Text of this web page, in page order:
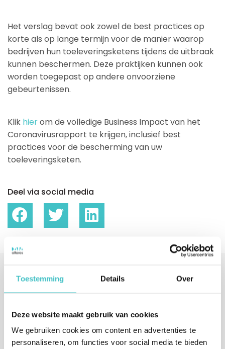
Toestemming Details Over
Deze website maakt gebruik van cookies
We gebruiken cookies om content en advertenties te
personaliseren, om functies voor social media te bieden
Het verslag bevat ook zowel de best practices op
korte als op lange termijn voor de manier waarop
bedrijven hun toeleveringsketens tijdens de uitbraak
kunnen beschermen. Deze praktijken kunnen ook
worden toegepast op andere onvoorziene
gebeurtenissen.
Klik hierom de volledige Business Impact van het
Coronavirusrapport te krijgen, inclusief best
practices voor de bescherming van uw
toeleveringsketen.
Deel via social media
Interesse gewekt?
We nemen binnen één werkdag contact met je op.